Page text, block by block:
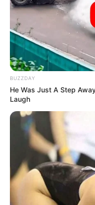
BUZZDAY
He Was Just A Step
Laugh